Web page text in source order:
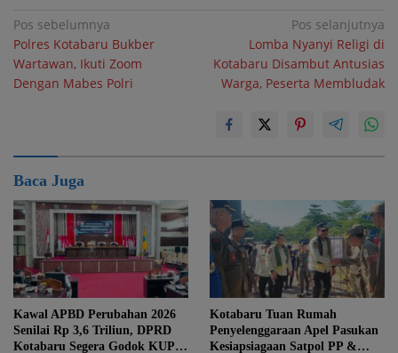
Navigasi
pos
Pos sebelumnya
Polres Kotabaru Bukber
Wartawan, Ikuti Zoom
Dengan Mabes Polri
Pos selanjutnya
Lomba Nyanyi Religi di
Kotabaru Disambut Antusias
Warga, Peserta Membludak
Baca Juga
Kawal APBD Perubahan 2026
Senilai Rp 3,6 Triliun, DPRD
Kotabaru Segera Godok KUPA-
Kotabaru Tuan Rumah
Penyelenggaraan Apel Pasukan
Kesiapsiagaan Satpol PP &